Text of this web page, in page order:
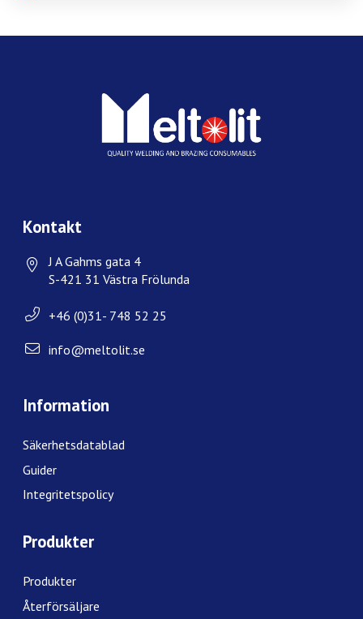
Kontakt
J A Gahms gata 4
S-421 31 Västra Frölunda
+46 (0)31- 748 52 25
info@meltolit.se
Information
Säkerhetsdatablad
Guider
Integritetspolicy
Produkter
Produkter
Återförsäljare